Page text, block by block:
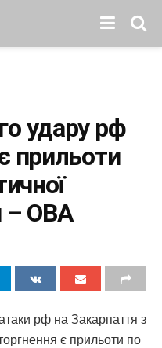
удару рф
прильоти
– ОВА
рф на Закарпаття з
є прильоти по